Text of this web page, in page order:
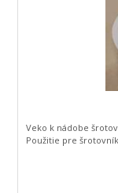
Veko k nádobe
Použitie pre šrotovník